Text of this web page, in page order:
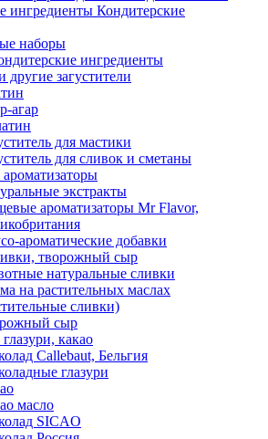
Кондитерские
наборы
ингредиенты
другие загустители
агар
для мастики
для сливок и сметаны
экстракты
ароматизаторы Mr Flavor,
ароматические добавки
творожный сыр
натуральные сливки
на растительных маслах
сливки)
сыр
какао
Callebaut, Бельгия
глазури
масло
SICAO